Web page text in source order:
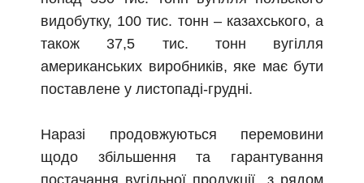
видобутку, 100 тис. тонн – казахського, а
також 37,5 тис. тонн вугілля
американських виробників, яке має бути
поставлене у листопаді-грудні.
Наразі продовжуються перемовини
щодо збільшення та гарантування